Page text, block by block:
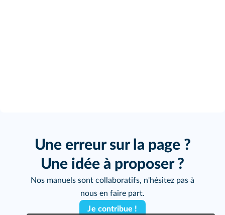
Une erreur sur la page ?
Une idée à proposer ?
Nos manuels sont collaboratifs, n'hésitez pas à
nous en faire part.
Je contribue !